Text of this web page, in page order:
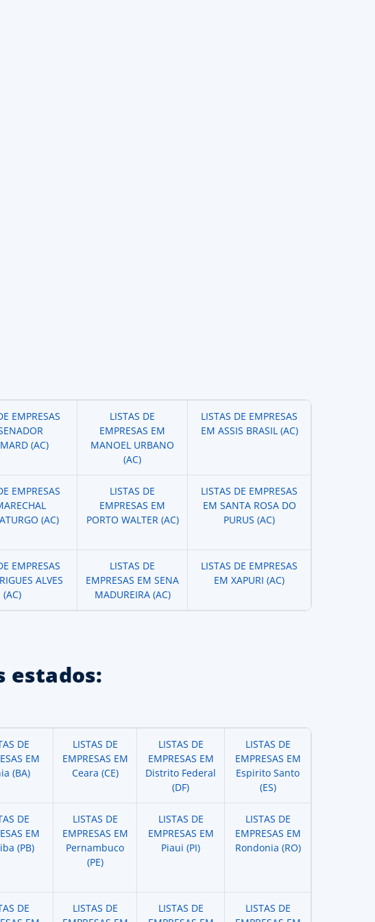
EMPRESAS
(AC)
LISTAS DE
EMPRESAS EM
MANOEL URBANO
(AC)
LISTAS DE EMPRESAS
EM ASSIS BRASIL (AC)
EMPRESAS
(AC)
LISTAS DE
EMPRESAS EM
PORTO WALTER (AC)
LISTAS DE EMPRESAS
EM SANTA ROSA DO
PURUS (AC)
EMPRESAS
ALVES
(AC)
LISTAS DE
EMPRESAS EM SENA
MADUREIRA (AC)
LISTAS DE EMPRESAS
EM XAPURI (AC)
estados:
DE
EM
(BA)
LISTAS DE
EMPRESAS EM
Ceara (CE)
LISTAS DE
EMPRESAS EM
Distrito Federal
(DF)
LISTAS DE
EMPRESAS EM
Espirito Santo
(ES)
DE
EM
(PB)
LISTAS DE
EMPRESAS EM
Pernambuco
(PE)
LISTAS DE
EMPRESAS EM
Piaui (PI)
LISTAS DE
EMPRESAS EM
Rondonia (RO)
DE
LISTAS DE
LISTAS DE
LISTAS DE